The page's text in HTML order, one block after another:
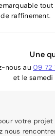
raffinement.
Une
nous au 09 72
et le samedi
votre projet
nous